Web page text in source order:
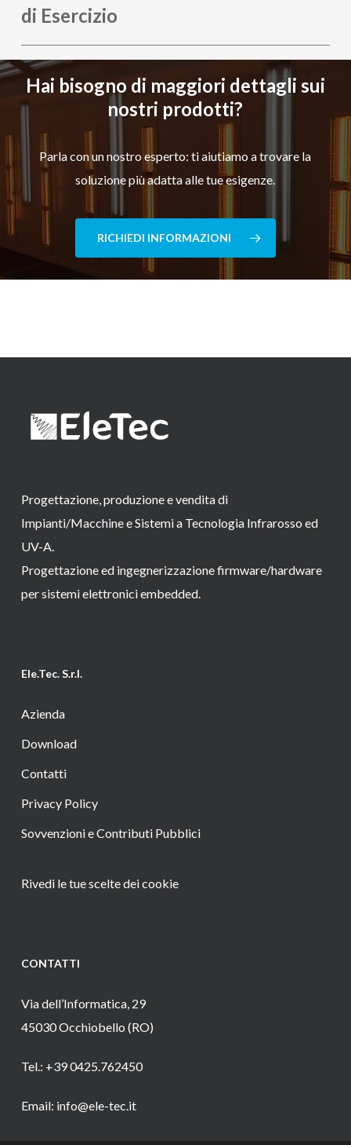
di Esercizio
Hai bisogno di maggiori dettagli sui
nostri prodotti?
Parla con un nostro esperto: ti aiutiamo a trovare la
soluzione più adatta alle tue esigenze.
RICHIEDI INFORMAZIONI
Progettazione, produzione e vendita di
Impianti/Macchine e Sistemi a Tecnologia Infrarosso ed
UV-A.
Progettazione ed ingegnerizzazione firmware/hardware
per sistemi elettronici embedded.
Ele.Tec. S.r.l.
Azienda
Download
Contatti
Privacy Policy
Sovvenzioni e Contributi Pubblici
Rivedi le tue scelte dei cookie
CONTATTI
Via dell’Informatica, 29
45030 Occhiobello (RO)
Tel.: +39 0425.762450
Email: info@ele-tec.it